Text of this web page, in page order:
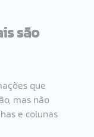
são
que
mas não
e colunas